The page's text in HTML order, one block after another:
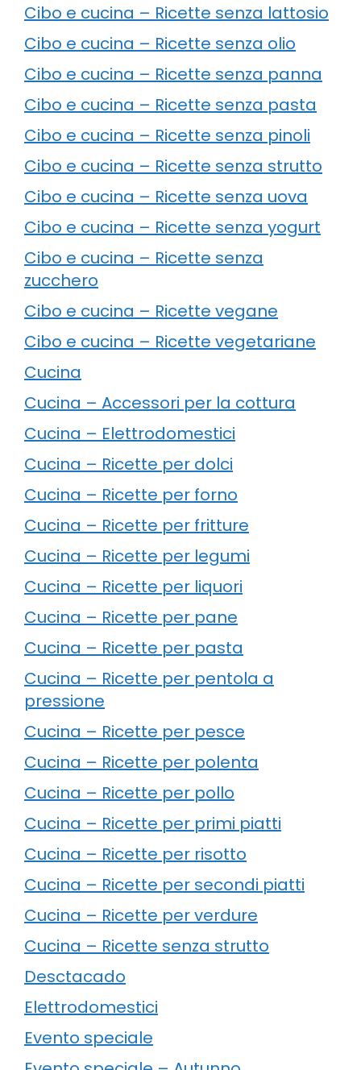
Cibo e cucina – Ricette senza lattosio
Cibo e cucina – Ricette senza olio
Cibo e cucina – Ricette senza panna
Cibo e cucina – Ricette senza pasta
Cibo e cucina – Ricette senza pinoli
Cibo e cucina – Ricette senza strutto
Cibo e cucina – Ricette senza uova
Cibo e cucina – Ricette senza yogurt
Cibo e cucina – Ricette senza
zucchero
Cibo e cucina – Ricette vegane
Cibo e cucina – Ricette vegetariane
Cucina
Cucina – Accessori per la cottura
Cucina – Elettrodomestici
Cucina – Ricette per dolci
Cucina – Ricette per forno
Cucina – Ricette per fritture
Cucina – Ricette per legumi
Cucina – Ricette per liquori
Cucina – Ricette per pane
Cucina – Ricette per pasta
Cucina – Ricette per pentola a
pressione
Cucina – Ricette per pesce
Cucina – Ricette per polenta
Cucina – Ricette per pollo
Cucina – Ricette per primi piatti
Cucina – Ricette per risotto
Cucina – Ricette per secondi piatti
Cucina – Ricette per verdure
Cucina – Ricette senza strutto
Desctacado
Elettrodomestici
Evento speciale